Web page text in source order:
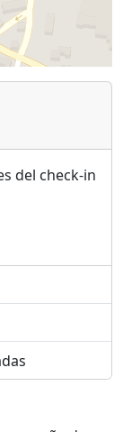
del check-in